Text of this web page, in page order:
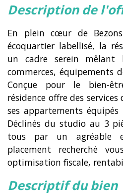
description de
En plein cœur de
écoquartier labellisé, la
un cadre serein mêlant
commerces, équipements
Conçue pour le bien-
résidence offre des
ses appartements
Déclinés du studio au 3
tous par un agréable
placement recherché
optimisation fiscale,
descriptif du bien